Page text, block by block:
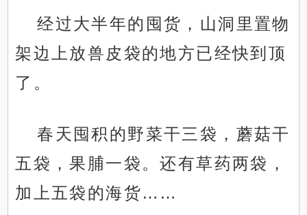
经过大半年的囤货，山洞里置物
架边上放兽皮袋的地方已经快到顶
了。
春天囤积的野菜干三袋，蘑菇干
五袋，果脯一袋。还有草药两袋，
加上五袋的海货……